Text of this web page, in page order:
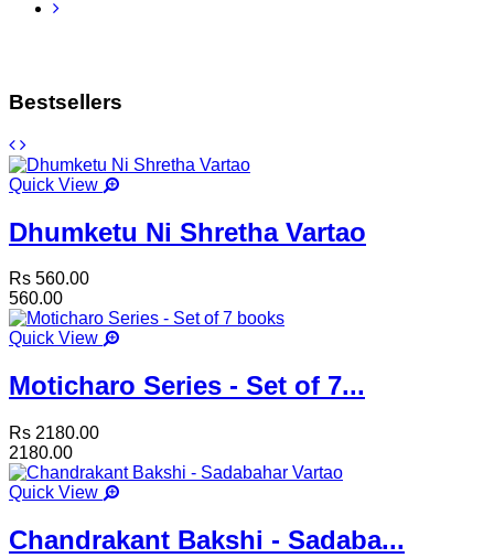
Bestsellers
Quick View
Dhumketu Ni Shretha Vartao
Rs 560.00
560.00
Quick View
Moticharo Series - Set of 7...
Rs 2180.00
2180.00
Quick View
Chandrakant Bakshi - Sadaba...